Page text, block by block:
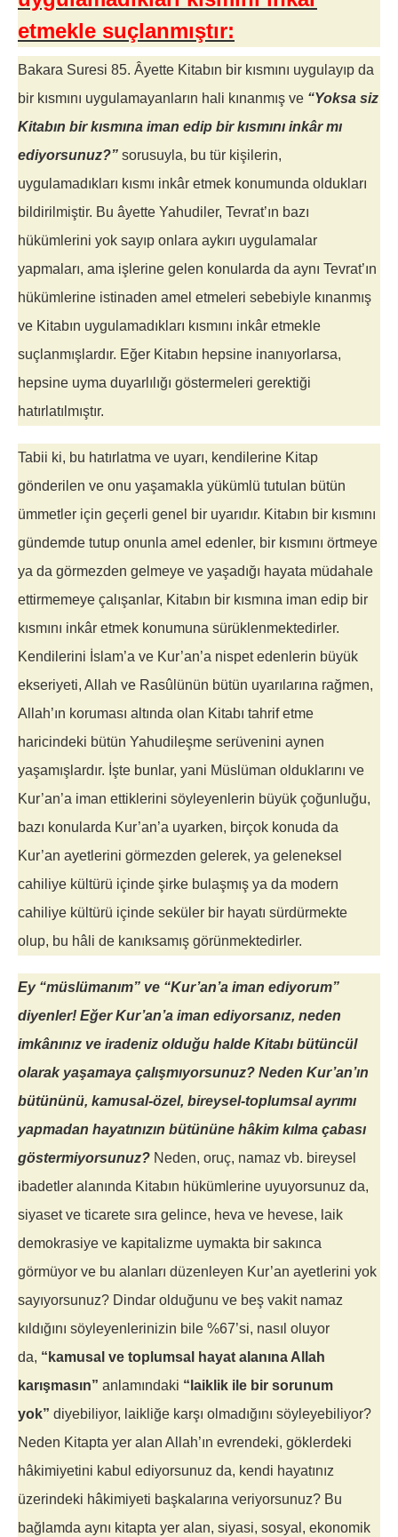
etmekle suçlanmıştır:
Bakara Suresi 85. Âyette Kitabın bir kısmını uygulayıp da
bir kısmını uygulamayanların hali kınanmış ve “Yoksa siz
Kitabın bir kısmına iman edip bir kısmını inkâr mı
ediyorsunuz?” sorusuyla, bu tür kişilerin,
uygulamadıkları kısmı inkâr etmek konumunda oldukları
bildirilmiştir. Bu âyette Yahudiler, Tevrat’ın bazı
hükümlerini yok sayıp onlara aykırı uygulamalar
yapmaları, ama işlerine gelen konularda da aynı Tevrat’ın
hükümlerine istinaden amel etmeleri sebebiyle kınanmış
ve Kitabın uygulamadıkları kısmını inkâr etmekle
suçlanmışlardır. Eğer Kitabın hepsine inanıyorlarsa,
hepsine uyma duyarlılığı göstermeleri gerektiği
hatırlatılmıştır.
Tabii ki, bu hatırlatma ve uyarı, kendilerine Kitap
gönderilen ve onu yaşamakla yükümlü tutulan bütün
ümmetler için geçerli genel bir uyarıdır. Kitabın bir kısmını
gündemde tutup onunla amel edenler, bir kısmını örtmeye
ya da görmezden gelmeye ve yaşadığı hayata müdahale
ettirmemeye çalışanlar, Kitabın bir kısmına iman edip bir
kısmını inkâr etmek konumuna sürüklenmektedirler.
Kendilerini İslam’a ve Kur’an’a nispet edenlerin büyük
ekseriyeti, Allah ve Rasûlünün bütün uyarılarına rağmen,
Allah’ın koruması altında olan Kitabı tahrif etme
haricindeki bütün Yahudileşme serüvenini aynen
yaşamışlardır. İşte bunlar, yani Müslüman olduklarını ve
Kur’an’a iman ettiklerini söyleyenlerin büyük çoğunluğu,
bazı konularda Kur’an’a uyarken, birçok konuda da
Kur’an ayetlerini görmezden gelerek, ya geleneksel
cahiliye kültürü içinde şirke bulaşmış ya da modern
cahiliye kültürü içinde seküler bir hayatı sürdürmekte
olup, bu hâli de kanıksamış görünmektedirler.
Ey “müslümanım” ve “Kur’an’a iman ediyorum”
diyenler! Eğer Kur’an’a iman ediyorsanız, neden
imkânınız ve iradeniz olduğu halde Kitabı bütüncül
olarak yaşamaya çalışmıyorsunuz? Neden Kur’an’ın
bütününü, kamusal-özel, bireysel-toplumsal ayrımı
yapmadan hayatınızın bütününe hâkim kılma çabası
göstermiyorsunuz? Neden, oruç, namaz vb. bireysel
ibadetler alanında Kitabın hükümlerine uyuyorsunuz da,
siyaset ve ticarete sıra gelince, heva ve hevese, laik
demokrasiye ve kapitalizme uymakta bir sakınca
görmüyor ve bu alanları düzenleyen Kur’an ayetlerini yok
sayıyorsunuz? Dindar olduğunu ve beş vakit namaz
kıldığını söyleyenlerinizin bile %67’si, nasıl oluyor
da, “kamusal ve toplumsal hayat alanına Allah
karışmasın” anlamındaki “laiklik ile bir sorunum
yok” diyebiliyor, laikliğe karşı olmadığını söyleyebiliyor?
Neden Kitapta yer alan Allah’ın evrendeki, göklerdeki
hâkimiyetini kabul ediyorsunuz da, kendi hayatınız
üzerindeki hâkimiyeti başkalarına veriyorsunuz? Bu
bağlamda aynı kitapta yer alan, siyasi, sosyal, ekonomik